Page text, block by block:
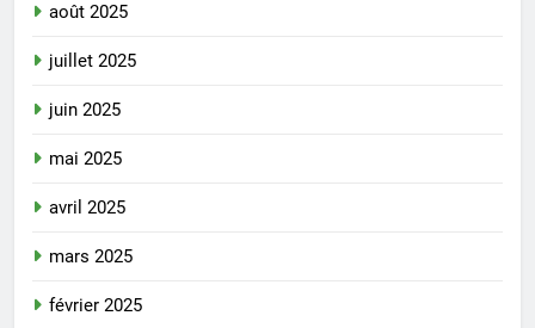
août 2025
juillet 2025
juin 2025
mai 2025
avril 2025
mars 2025
février 2025